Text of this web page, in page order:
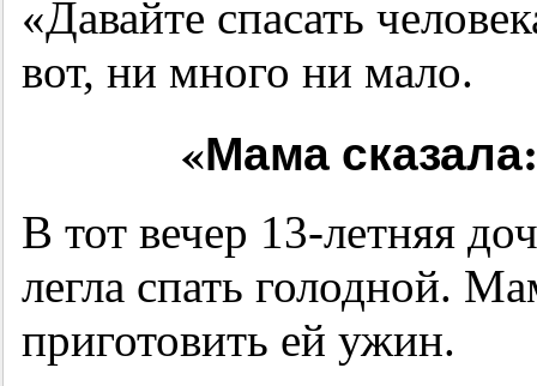
«Давайте спасать
вот, ни много ни мало.
«Мама
В тот вечер 13-летняя
легла спать голодной.
приготовить ей ужин.